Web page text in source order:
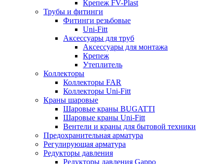
Крепеж FV-Plast
Трубы и фитинги
Фитинги резьбовые
Uni-Fitt
Аксессуары для труб
Аксессуары для монтажа
Крепеж
Утеплитель
Коллекторы
Коллекторы FAR
Коллекторы Uni-Fitt
Краны шаровые
Шаровые краны BUGATTI
Шаровые краны Uni-Fitt
Вентели и краны для бытовой техники
Предохранительная арматура
Регулирующая арматура
Редукторы давления
Редукторы давления Gappo